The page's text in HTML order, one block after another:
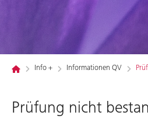
Info + Informationen QV
Prüfung nicht